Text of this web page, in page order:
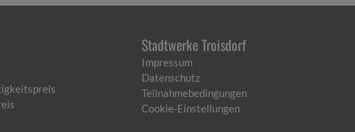
Stadtwerke Troisdorf
Impressum
Datenschutz
Teilnahmebedingungen
Cookie-Einstellungen